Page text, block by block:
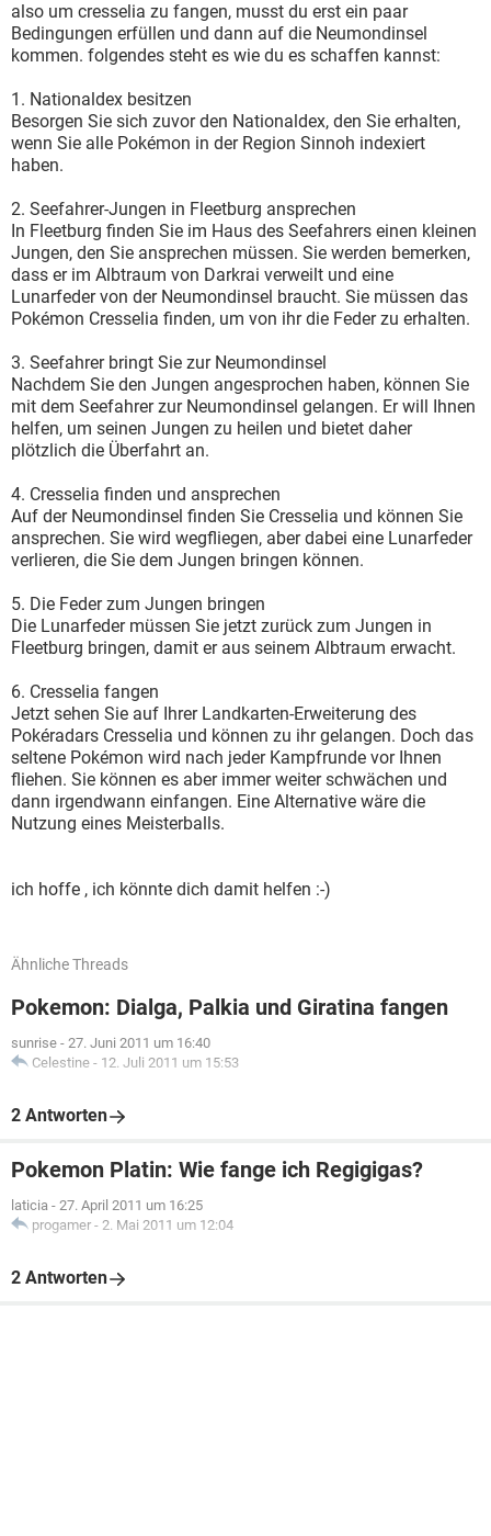
also um cresselia zu fangen, musst du erst ein paar
Bedingungen erfüllen und dann auf die Neumondinsel
kommen. folgendes steht es wie du es schaffen kannst:
1. Nationaldex besitzen
Besorgen Sie sich zuvor den Nationaldex, den Sie erhalten,
wenn Sie alle Pokémon in der Region Sinnoh indexiert
haben.
2. Seefahrer-Jungen in Fleetburg ansprechen
In Fleetburg finden Sie im Haus des Seefahrers einen kleinen
Jungen, den Sie ansprechen müssen. Sie werden bemerken,
dass er im Albtraum von Darkrai verweilt und eine
Lunarfeder von der Neumondinsel braucht. Sie müssen das
Pokémon Cresselia finden, um von ihr die Feder zu erhalten.
3. Seefahrer bringt Sie zur Neumondinsel
Nachdem Sie den Jungen angesprochen haben, können Sie
mit dem Seefahrer zur Neumondinsel gelangen. Er will Ihnen
helfen, um seinen Jungen zu heilen und bietet daher
plötzlich die Überfahrt an.
4. Cresselia finden und ansprechen
Auf der Neumondinsel finden Sie Cresselia und können Sie
ansprechen. Sie wird wegfliegen, aber dabei eine Lunarfeder
verlieren, die Sie dem Jungen bringen können.
5. Die Feder zum Jungen bringen
Die Lunarfeder müssen Sie jetzt zurück zum Jungen in
Fleetburg bringen, damit er aus seinem Albtraum erwacht.
6. Cresselia fangen
Jetzt sehen Sie auf Ihrer Landkarten-Erweiterung des
Pokéradars Cresselia und können zu ihr gelangen. Doch das
seltene Pokémon wird nach jeder Kampfrunde vor Ihnen
fliehen. Sie können es aber immer weiter schwächen und
dann irgendwann einfangen. Eine Alternative wäre die
Nutzung eines Meisterballs.
ich hoffe , ich könnte dich damit helfen :-)
Ähnliche Threads
Pokemon: Dialga, Palkia und Giratina fangen
sunrise - 27. Juni 2011 um 16:40
Celestine - 12. Juli 2011 um 15:53
2 Antworten
Pokemon Platin: Wie fange ich Regigigas?
laticia - 27. April 2011 um 16:25
progamer - 2. Mai 2011 um 12:04
2 Antworten